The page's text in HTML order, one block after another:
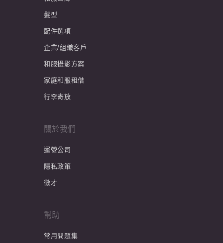
髮型
配件選項
企業/組織客戶
和服攝影方案
家庭和服租借
行李寄放
關於我們
運營公司
隱私政策
徵才
幫助
常用問題集